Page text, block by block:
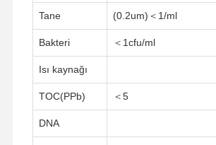
Endüstriyel Su Temizleme Sistemi
Su Temizleme Tüketicileri
Su Temizleme Sistemi Aksesuarları
Tane (0.2um)＜1/ml
Bakteri ＜1cfu/ml
Isı kaynağı
TOC(PPb) ＜5
DNA